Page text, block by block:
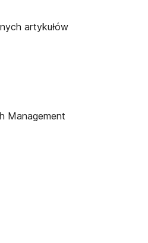
artykułów
Management